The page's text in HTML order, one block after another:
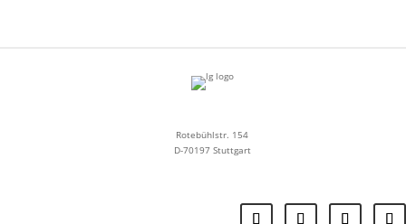
Rotebühlstr. 154
D-70197 Stuttgart